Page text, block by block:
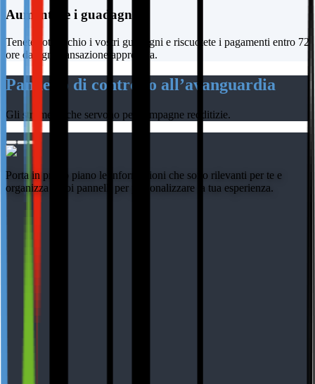
Aumentare i guadagni
Tenete sott’occhio i vostri guadagni e riscuotete i pagamenti entro 72
ore da ogni transazione approvata.
Pannello di controllo all’avanguardia
Gli strumenti che servono per campagne redditizie.
Porta in primo piano le informazioni che sono rilevanti per te e
organizza i tuoi pannelli per personalizzare la tua esperienza.